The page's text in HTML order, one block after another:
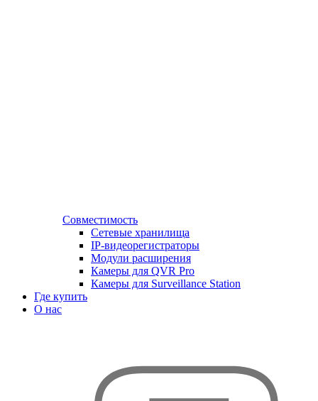
Совместимость
Сетевые хранилища
IP-видеорегистраторы
Модули расширения
Камеры для QVR Pro
Камеры для Surveillance Station
Где купить
О нас